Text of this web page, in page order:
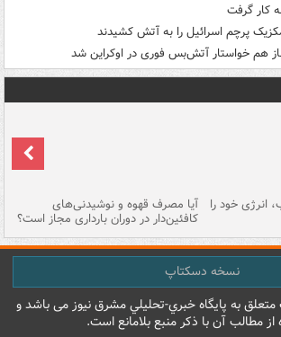
به کار گرفت
پرچم اسرائیل را به آتش کشیدند
هم خواستار آتش‌بس فوری در اوکراین شد
انرژی خود را آیا مصرف قهوه و نوشیدنی‌های
کافئین‌دار در دوران بارداری مجاز است؟
نسخه دسکتاپ
به پایگاه خبري-تحليلي مشرق نيوز می باشد و
از مطالب آن با ذکر منبع بلامانع است.